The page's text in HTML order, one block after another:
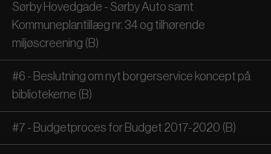
Sørby Hovedgade - Sørby Auto samt
Kommuneplantillæg nr. 34 og tilhørende
miljøscreening (B)
#6 - Beslutning om nyt borgerservice koncept på
bibliotekerne (B)
#7 - Budgetproces for Budget 2017-2020 (B)